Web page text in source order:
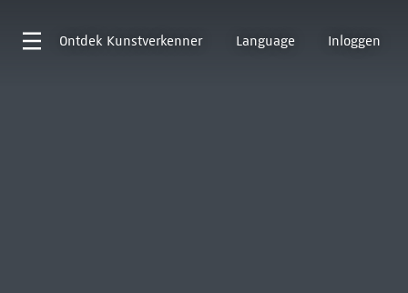
Ontdek Kunstverkenner Language Inloggen